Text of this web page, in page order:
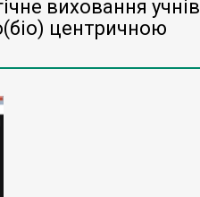
виховання учнів
центричною